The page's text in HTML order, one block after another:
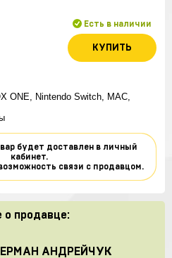
Есть в наличии
КУПИТЬ
ONE, Nintendo Switch, MAC,
будет доставлен в личный
кабинет.
связи с продавцом.
о продавце:
АНДРЕЙЧУК